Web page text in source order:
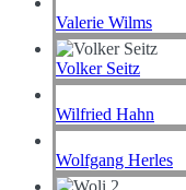
Valerie Wilms
Volker Seitz
Wilfried Hahn
Wolfgang Herles